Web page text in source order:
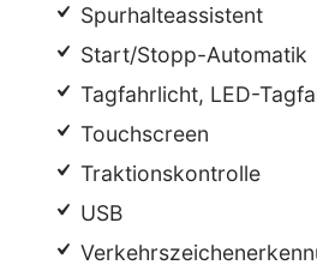
Spurhalteassistent
Start/Stopp-Automatik
Tagfahrlicht, LED-
Touchscreen
Traktionskontrolle
USB